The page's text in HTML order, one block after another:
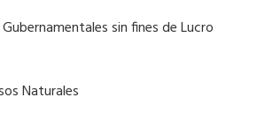
sin fines de Lucro
Naturales